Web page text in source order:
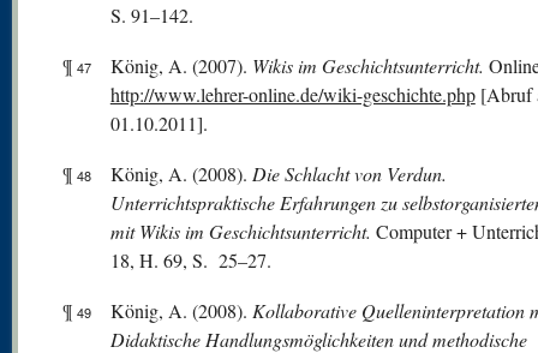
S. 91–142.
¶ 47 König, A. (2007). Wikis im Geschichtsunterricht.
http://www.lehrer-online.de/wiki-geschichte.php[Abruf
01.10.2011].
¶ 48 König, A. (2008). Die Schlacht von Verdun.
Unterrichtspraktische Erfahrungen zu
mit Wikis im Geschichtsunterricht. Computer +
18, H. 69, S. 25–27.
¶ 49 König, A. (2008). Kollaborative Quelleninterpretation
Didaktische Handlungsmöglichkeiten und methodische